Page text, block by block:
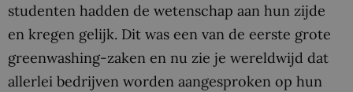
studenten hadden de wetenschap aan hun zijde
en kregen gelijk. Dit was een van de eerste grote
greenwashing-zaken en nu zie je wereldwijd dat
allerlei bedrijven worden aangesproken op hun